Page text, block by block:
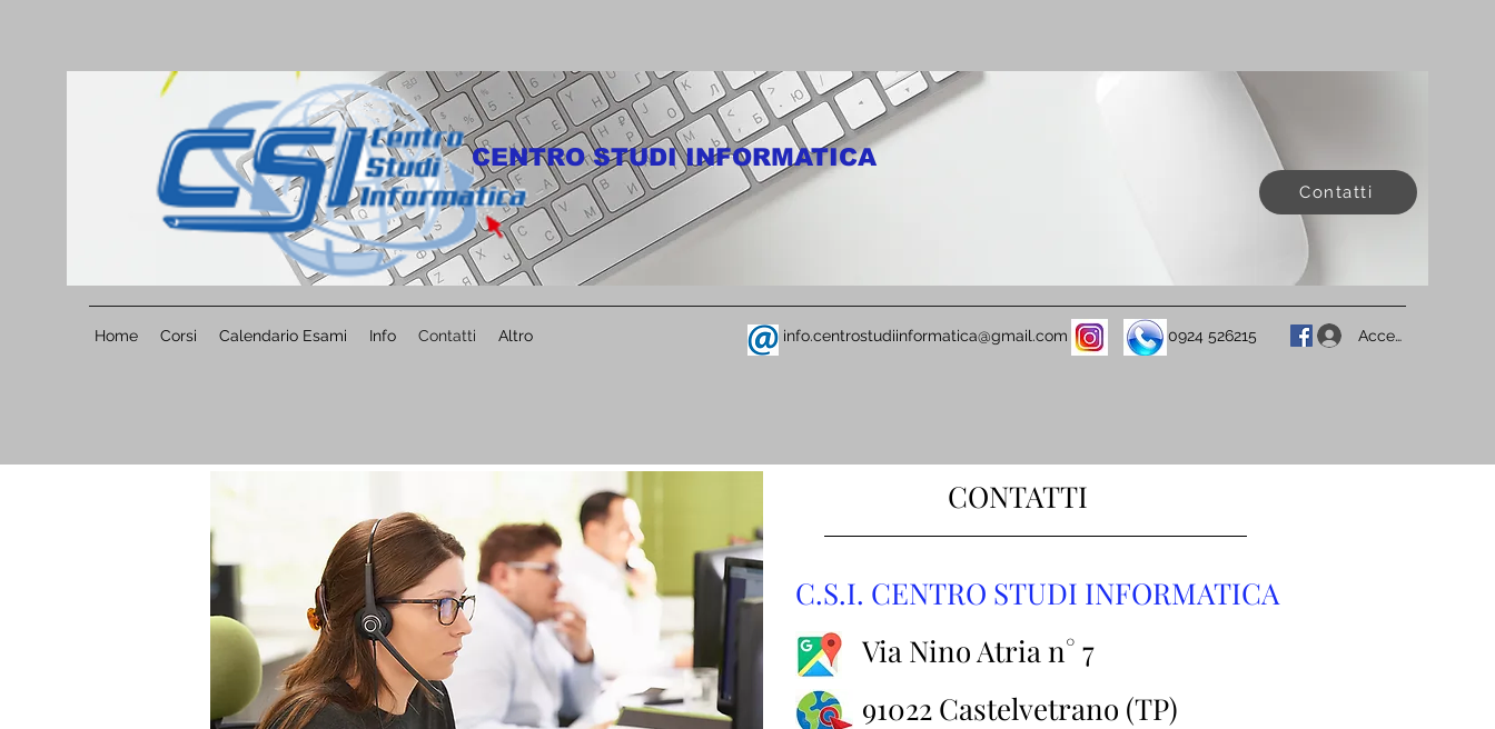
CENTRO STUDI INFORMATICA
Contatti
Home Corsi Calendario Esami Info Contatti Altro info.centrostudiinformatica@gmail.com 0924 526215 Accedi
CONTATTI
C.S.I. CENTRO STUDI INFORMATICA
Via Nino Atria n° 7
91022 Castelvetrano (TP)